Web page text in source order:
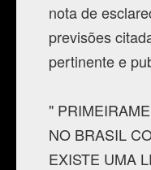
nota de
previsões
pertinente e
"
NO BRASIL
EXISTE UMA